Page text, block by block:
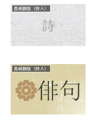
長崎瞬哉（詩人）
長崎瞬哉（詩人）